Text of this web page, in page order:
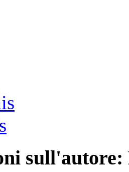
sull'autore: